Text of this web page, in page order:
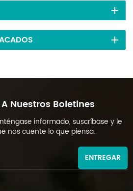
Nuestros Boletines
informado, suscríbase y le
nos cuente lo que piensa.
ENTREGAR